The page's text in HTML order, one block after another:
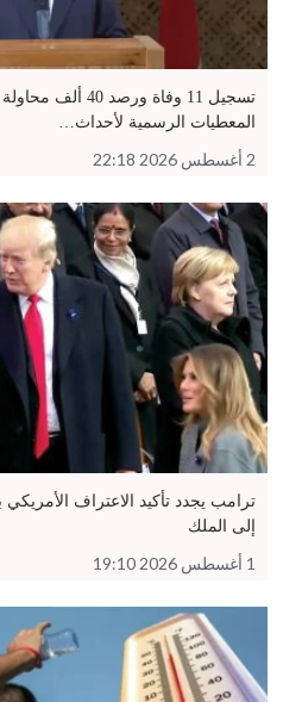
تسجيل 11 وفاة
المعطيات الرسمية لأحداث…
2 أغسطس 2026 22:18
ترامب يجدد تأكيد الاعتراف
إلى الملك
1 أغسطس 2026 19:10